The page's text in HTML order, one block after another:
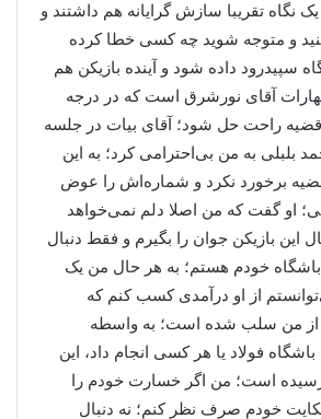
نگاه تقریبا سازش گرایانه هم داشتند و
و متوجه شوید چه کسی خطا کرده
سپیدرود داده شود و آینده بازیکن هم
آقای نورشرق است که در درجه
راحت حل شود؛ آقای بیات در جلسه
بلبلی به من بی‌احترامی کرد؛ به این
قضیه برخورد نکرد و شماره‌اش را عوض
او گفت که من اصلا دلم نمی‌خواهد
این بازیکن جوان را بگیرم و فقط دنبال
خودم هستم؛ به هر حال من یک
از او درآمدی کسب کنم که
از من سلب شده است؛ به واسطه
باشگاه فولاد یا هر کسی انجام داد، این
است؛ من اگر خسارت خودم را
خودم صرف نظر کنم؛ نه دنبال